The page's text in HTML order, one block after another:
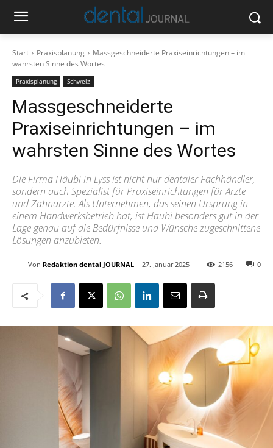
Start Praxisplanung
Massgeschneiderte Praxiseinrichtungen – im
wahrsten Sinne des Wortes
Praxisplanung Schweiz
Massgeschneiderte
Praxiseinrichtungen – im
wahrsten Sinne des Wortes
Die Firma Häubi in Lyss ist nicht nur dentaler Fachhändler,
sondern auch Spezialist für Praxiseinrichtungen für Ärzte
und Zahnärzte. Als Unternehmen, das seinen Ursprung in
einem Handwerksbetrieb hat, ist Häubi besonders gut in der
Lage genau auf die Bedürfnisse und Wünsche zugeschnittene
Lösungen anzubieten.
Von Redaktion dental JOURNAL 27. Januar 2025 0
2156